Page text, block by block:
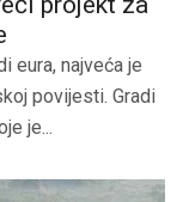
eura, najveća je
povijesti. Gradi
je...